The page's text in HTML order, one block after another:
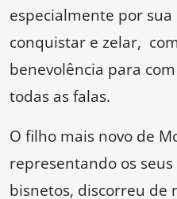
especialmente por
conquistar e zelar,
benevolência para
todas as falas.
O filho mais novo de
representando os
bisnetos, discorreu de